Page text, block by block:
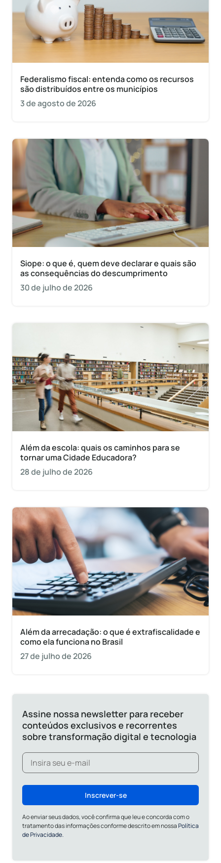
Federalismo fiscal: entenda como os recursos
são distribuídos entre os municípios
3 de agosto de 2026
Siope: o que é, quem deve declarar e quais são
as consequências do descumprimento
30 de julho de 2026
Além da escola: quais os caminhos para se
tornar uma Cidade Educadora?
28 de julho de 2026
Além da arrecadação: o que é extrafiscalidade e
como ela funciona no Brasil
27 de julho de 2026
Assine nossa newsletter para receber
conteúdos exclusivos e recorrentes
sobre transformação digital e tecnologia
Inscrever-se
Ao enviar seus dados, você confirma que leu e concorda com o
tratamento das informações conforme descrito em nossaPolítica
de Privacidade.